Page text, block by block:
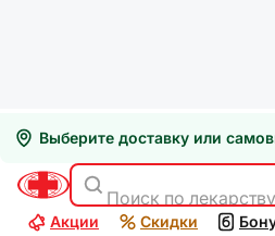
Выберите доставку или
Поиск по
Акции Скидки